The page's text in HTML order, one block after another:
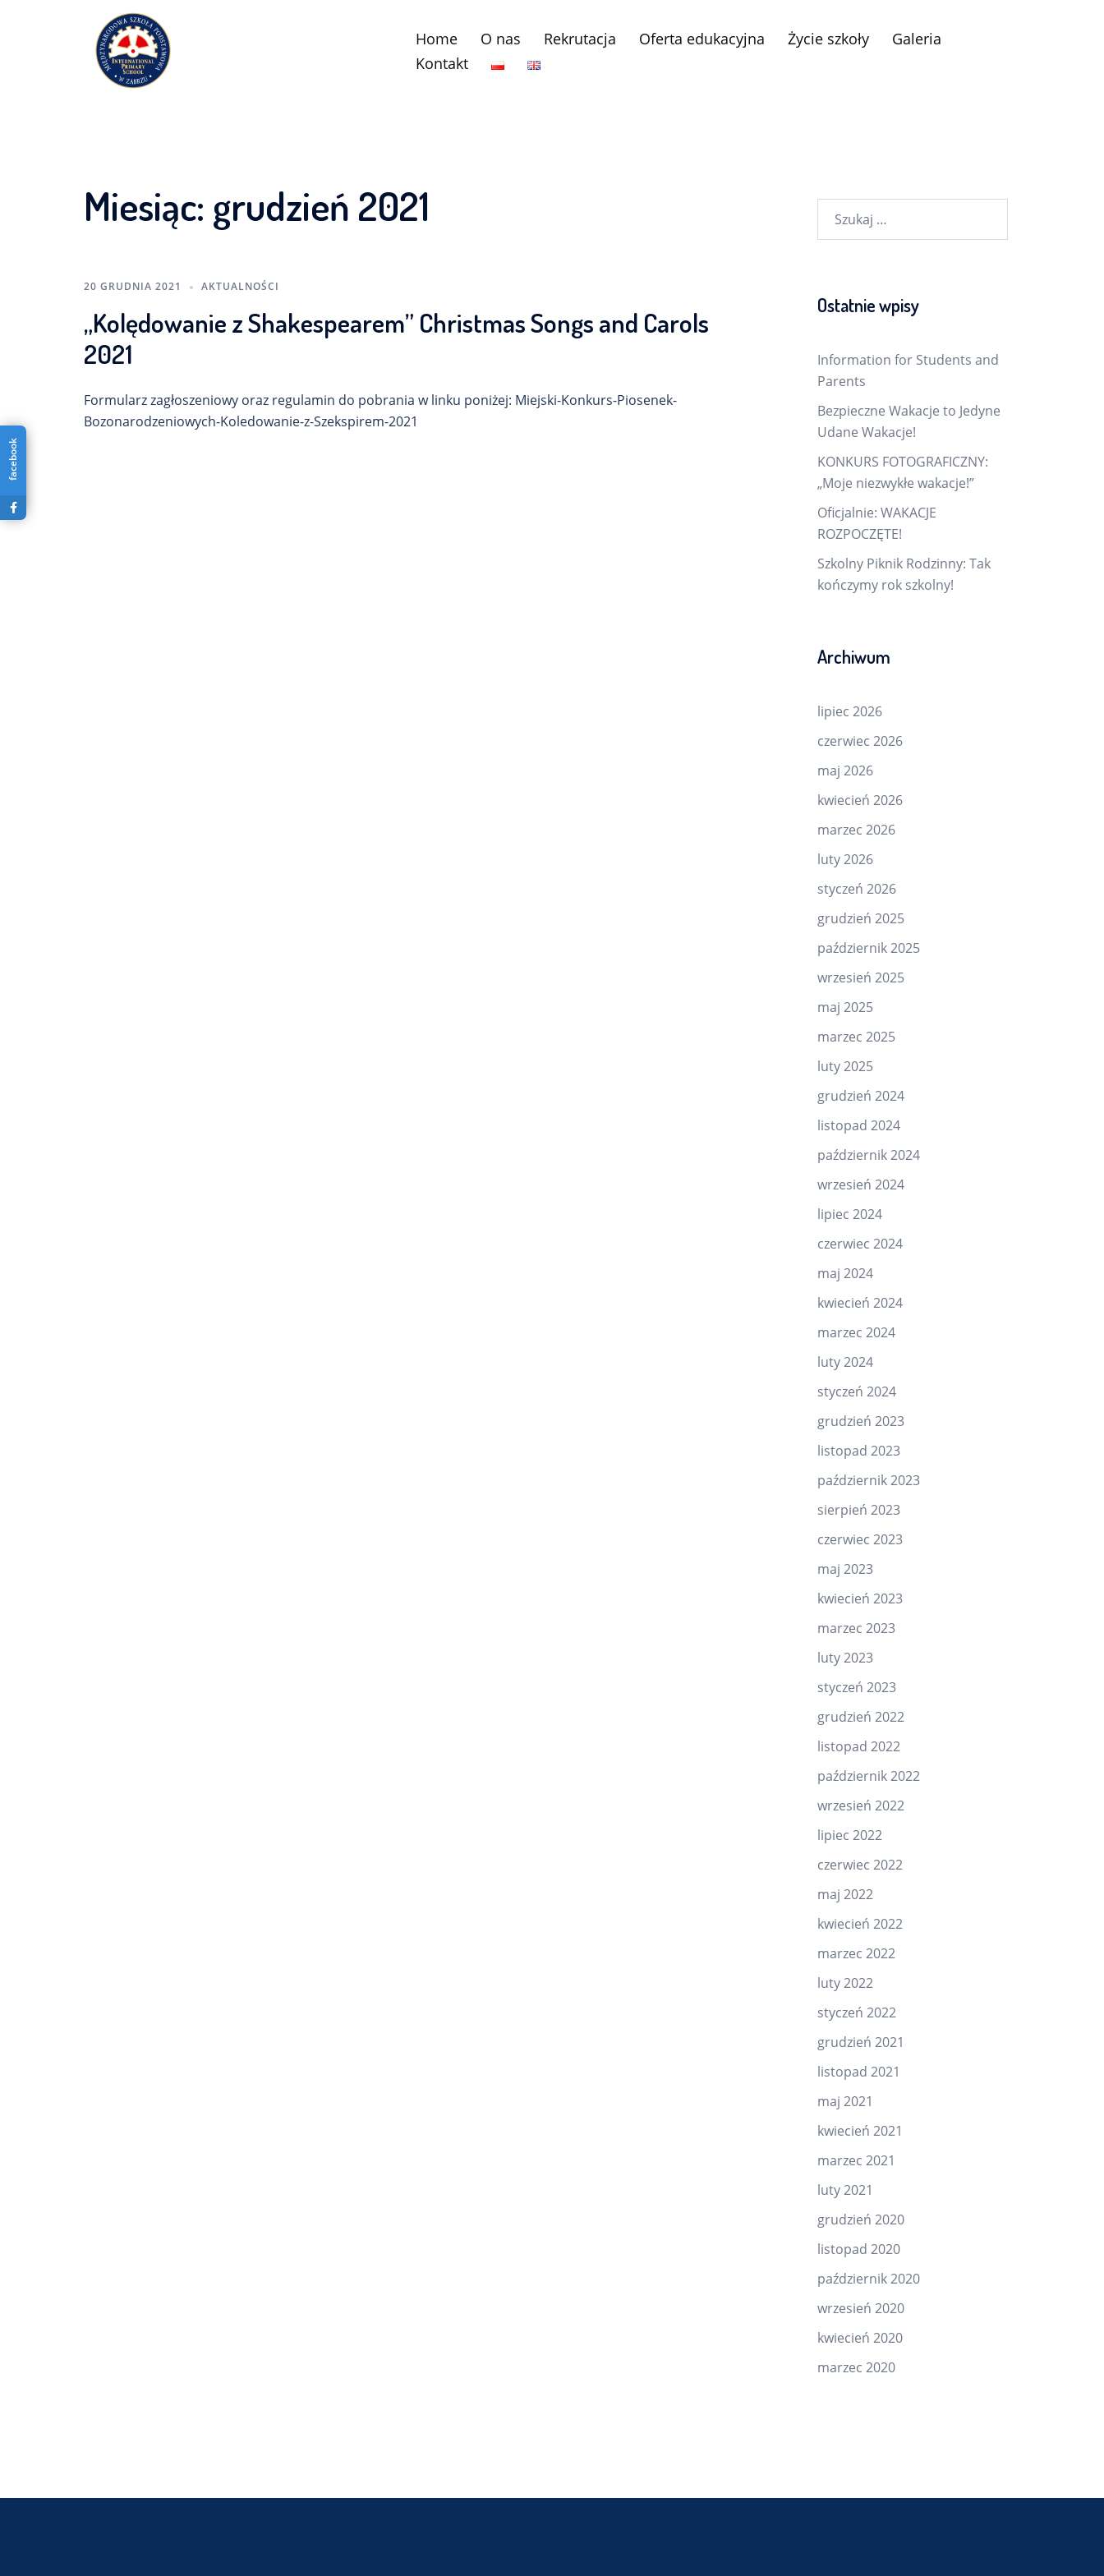
Home O nas Rekrutacja Oferta edukacyjna Życie szkoły
Galeria
Kontakt
Miesiąc: grudzień 2021
20 GRUDNIA 2021 AKTUALNOŚCI
„Kolędowanie z Shakespearem” Christmas Songs and Carols
2021
Formularz zagłoszeniowy oraz regulamin do pobrania w linku poniżej: Miejski-Konkurs-Piosenek-
Bozonarodzeniowych-Koledowanie-z-Szekspirem-2021
Ostatnie wpisy
Information for Students and
Parents
Bezpieczne Wakacje to Jedyne
Udane Wakacje!
KONKURS FOTOGRAFICZNY:
„Moje niezwykłe wakacje!”
Oficjalnie: WAKACJE
ROZPOCZĘTE!
Szkolny Piknik Rodzinny: Tak
kończymy rok szkolny!
Archiwum
lipiec 2026
czerwiec 2026
maj 2026
kwiecień 2026
marzec 2026
luty 2026
styczeń 2026
grudzień 2025
październik 2025
wrzesień 2025
maj 2025
marzec 2025
luty 2025
grudzień 2024
listopad 2024
październik 2024
wrzesień 2024
lipiec 2024
czerwiec 2024
maj 2024
kwiecień 2024
marzec 2024
luty 2024
styczeń 2024
grudzień 2023
listopad 2023
październik 2023
sierpień 2023
czerwiec 2023
maj 2023
kwiecień 2023
marzec 2023
luty 2023
styczeń 2023
grudzień 2022
listopad 2022
październik 2022
wrzesień 2022
lipiec 2022
czerwiec 2022
maj 2022
kwiecień 2022
marzec 2022
luty 2022
styczeń 2022
grudzień 2021
listopad 2021
maj 2021
kwiecień 2021
marzec 2021
luty 2021
grudzień 2020
listopad 2020
październik 2020
wrzesień 2020
kwiecień 2020
marzec 2020
facebook